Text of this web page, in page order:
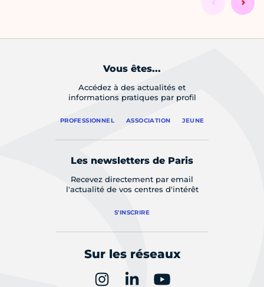
Vous êtes...
Accédez à des actualités et
informations pratiques par profil
PROFESSIONNEL ASSOCIATION JEUNE
Les newsletters de Paris
Recevez directement par email
l'actualité de vos centres d'intérêt
S'INSCRIRE
Sur les réseaux